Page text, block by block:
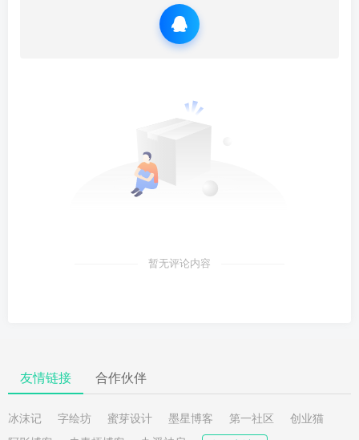
暂无评论内容
友情链接 合作伙伴
冰沫记 字绘坊 蜜芽设计 墨星博客 第一社区
创业猫